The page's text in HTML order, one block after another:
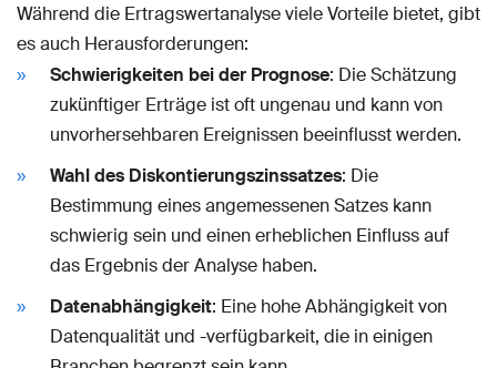
Während die Ertragswertanalyse viele Vorteile bietet, gibt
es auch Herausforderungen:
Schwierigkeiten bei der Prognose: Die Schätzung
zukünftiger Erträge ist oft ungenau und kann von
unvorhersehbaren Ereignissen beeinflusst werden.
Wahl des Diskontierungszinssatzes: Die
Bestimmung eines angemessenen Satzes kann
schwierig sein und einen erheblichen Einfluss auf
das Ergebnis der Analyse haben.
Datenabhängigkeit: Eine hohe Abhängigkeit von
Datenqualität und -verfügbarkeit, die in einigen